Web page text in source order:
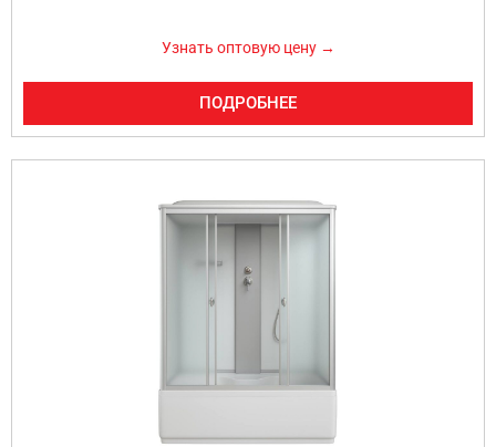
Узнать оптовую цену →
ПОДРОБНЕЕ